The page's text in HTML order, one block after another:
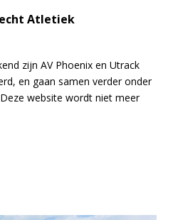
Atletiek
zijn AV Phoenix en Utrack
en gaan samen verder onder
website wordt niet meer